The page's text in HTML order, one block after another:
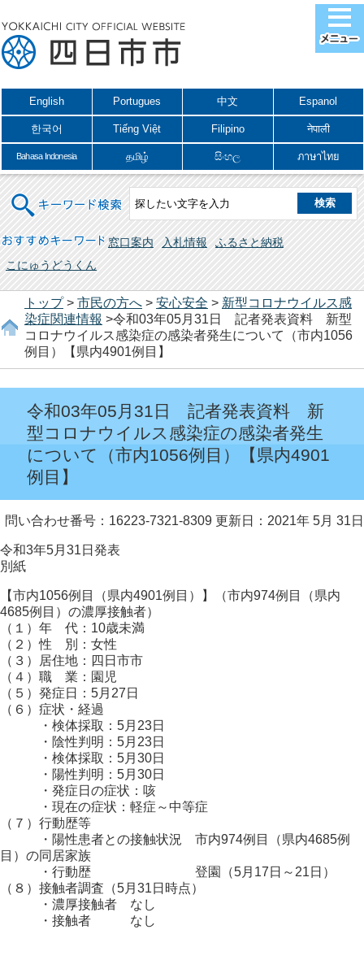
English Portugues 中文 Espanol
한국어 Tiếng Việt Filipino नेपाली
Bahasa Indonesia தமிழ் සිංහල ภาษาไทย
キーワード検索
おすすめキーワード 窓口案内 入札情報
ふるさと納税
こにゅうどうくん
トップ> 市民の方へ > 安心安全 > 新型コロナウイルス感
染症関連情報 >令和03年05月31日 記者発表資料 新型
コロナウイルス感染症の感染者発生について（市内1056
例目）【県内4901例目】
令和03年05月31日 記者発表資料 新
型コロナウイルス感染症の感染者発生
について（市内1056例目）【県内4901
例目】
問い合わせ番号：16223-7321-8309 更新日：2021年 5月 31日
令和3年5月31日発表
別紙
【市内1056例目（県内4901例目）】（市内974例目（県内
4685例目）の濃厚接触者）
（１）年 代：10歳未満
（２）性 別：女性
（３）居住地：四日市市
（４）職 業：園児
（５）発症日：5月27日
（６）症状・経過
・検体採取：5月23日
・陰性判明：5月23日
・検体採取：5月30日
・陽性判明：5月30日
・発症日の症状：咳
・現在の症状：軽症～中等症
（７）行動歴等
・陽性患者との接触状況 市内974例目（県内4685例
目）の同居家族
・行動歴 登園（5月17日～21日）
（８）接触者調査（5月31日時点）
・濃厚接触者 なし
・接触者 なし